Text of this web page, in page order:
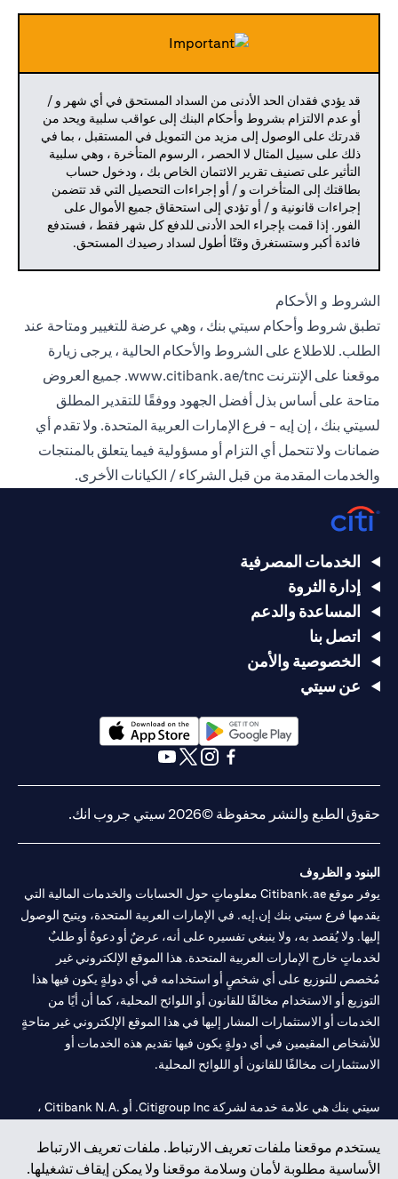
قد يؤدي فقدان الحد الأدنى من السداد المستحق في أي شهر و /
أو عدم الالتزام بشروط وأحكام البنك إلى عواقب سلبية ويحد من
قدرتك على الوصول إلى مزيد من التمويل في المستقبل ، بما في
ذلك على سبيل المثال لا الحصر ، الرسوم المتأخرة ، وهي سلبية
التأثير على تصنيف تقرير الائتمان الخاص بك ، ودخول حساب
بطاقتك إلى المتأخرات و / أو إجراءات التحصيل التي قد تتضمن
إجراءات قانونية و / أو تؤدي إلى استحقاق جميع الأموال على
الفور. إذا قمت بإجراء الحد الأدنى للدفع كل شهر فقط ، فستدفع
فائدة أكبر وستستغرق وقتًا أطول لسداد رصيدك المستحق.
الشروط و الأحكام
تطبق شروط وأحكام سيتي بنك ، وهي عرضة للتغيير ومتاحة عند
الطلب. للاطلاع على الشروط والأحكام الحالية ، يرجى زيارة
موقعنا على الإنترنت www.citibank.ae/tnc. جميع العروض
متاحة على أساس بذل أفضل الجهود ووفقًا للتقدير المطلق
لسيتي بنك ، إن إيه - فرع الإمارات العربية المتحدة. ولا تقدم أي
ضمانات ولا تتحمل أي التزام أو مسؤولية فيما يتعلق بالمنتجات
والخدمات المقدمة من قبل الشركاء / الكيانات الأخرى.
يستخدم موقعنا ملفات تعريف الارتباط. ملفات تعريف الارتباط
الأساسية مطلوبة لأمان وسلامة موقعنا ولا يمكن إيقاف تشغيلها.
الخدمات المصرفية
إدارة الثروة
المساعدة والدعم
اتصل بنا
الخصوصية والأمن
عن سيتي
opens in a new tab
opens in a new tab
حقوق الطبع والنشر محفوظة ©2026 سيتي جروب انك.
البنود و الظروف
يوفر موقع Citibank.ae معلوماتٍ حول الحسابات والخدمات المالية التي
يقدمها فرع سيتي بنك إن.إيه. في الإمارات العربية المتحدة، ويتيح الوصول
إليها. ولا يُقصد به، ولا ينبغي تفسيره على أنه، عرضٌ أو دعوةٌ أو طلبٌ
لخدماتٍ خارج الإمارات العربية المتحدة. هذا الموقع الإلكتروني غير
مُخصص للتوزيع على أي شخصٍ أو استخدامه في أي دولةٍ يكون فيها هذا
التوزيع أو الاستخدام مخالفًا للقانون أو اللوائح المحلية، كما أن أيًا من
الخدمات أو الاستثمارات المشار إليها في هذا الموقع الإلكتروني غير متاحةٍ
للأشخاص المقيمين في أي دولةٍ يكون فيها تقديم هذه الخدمات أو
الاستثمارات مخالفًا للقانون أو اللوائح المحلية.
سيتي بنك هي علامة خدمة لشركة Citigroup Inc. أو .Citibank N.A ،
سيتي بنك إن. إيه. الإمارات مسجل لدى مصرف الإمارات المركزي تحت